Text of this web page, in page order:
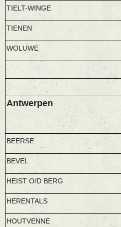
TIELT-WINGE
TIENEN
WOLUWE
Antwerpen
BEERSE
BEVEL
HEIST O/D BERG
HERENTALS
HOUTVENNE